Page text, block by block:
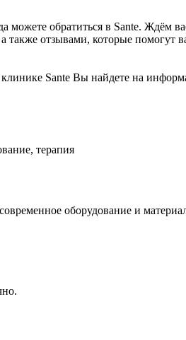
можете обратиться в Sante. Ждём
отзывами, которые помогут
Sante Вы найдете на
терапия
оборудование и